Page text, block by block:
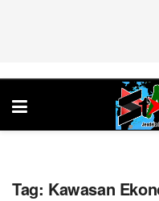
Tag: Kawasan